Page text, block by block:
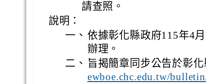
請查照。
說明：
一、 依據彰化縣政府115年4
辦理。
二、 旨揭簡章同步公告於彰
ewboe.chc.edu.tw/